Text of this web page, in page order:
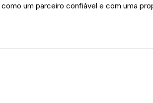
um parceiro confiável e com uma